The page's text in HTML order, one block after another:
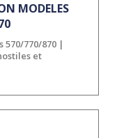
MODELES
570/770/870 |
et